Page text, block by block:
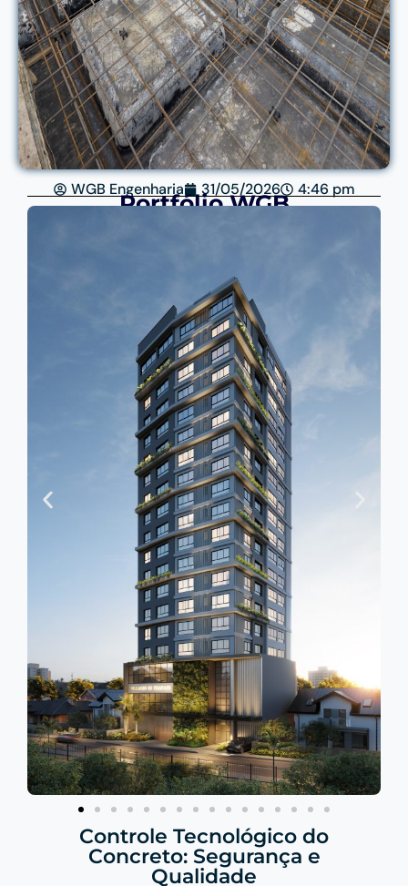
WGB Engenharia 31/05/2026 4:46 pm
Portfólio WGB
Controle Tecnológico do
Concreto: Segurança e
Qualidade